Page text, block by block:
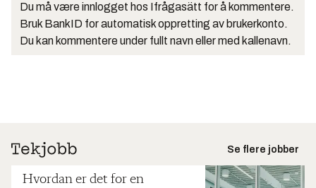
Du må være innlogget hos Ifrågasätt for å kommentere.
Bruk BankID for automatisk oppretting av brukerkonto.
Du kan kommentere under fullt navn eller med kallenavn.
Se flere jobber
Hvordan er det for en